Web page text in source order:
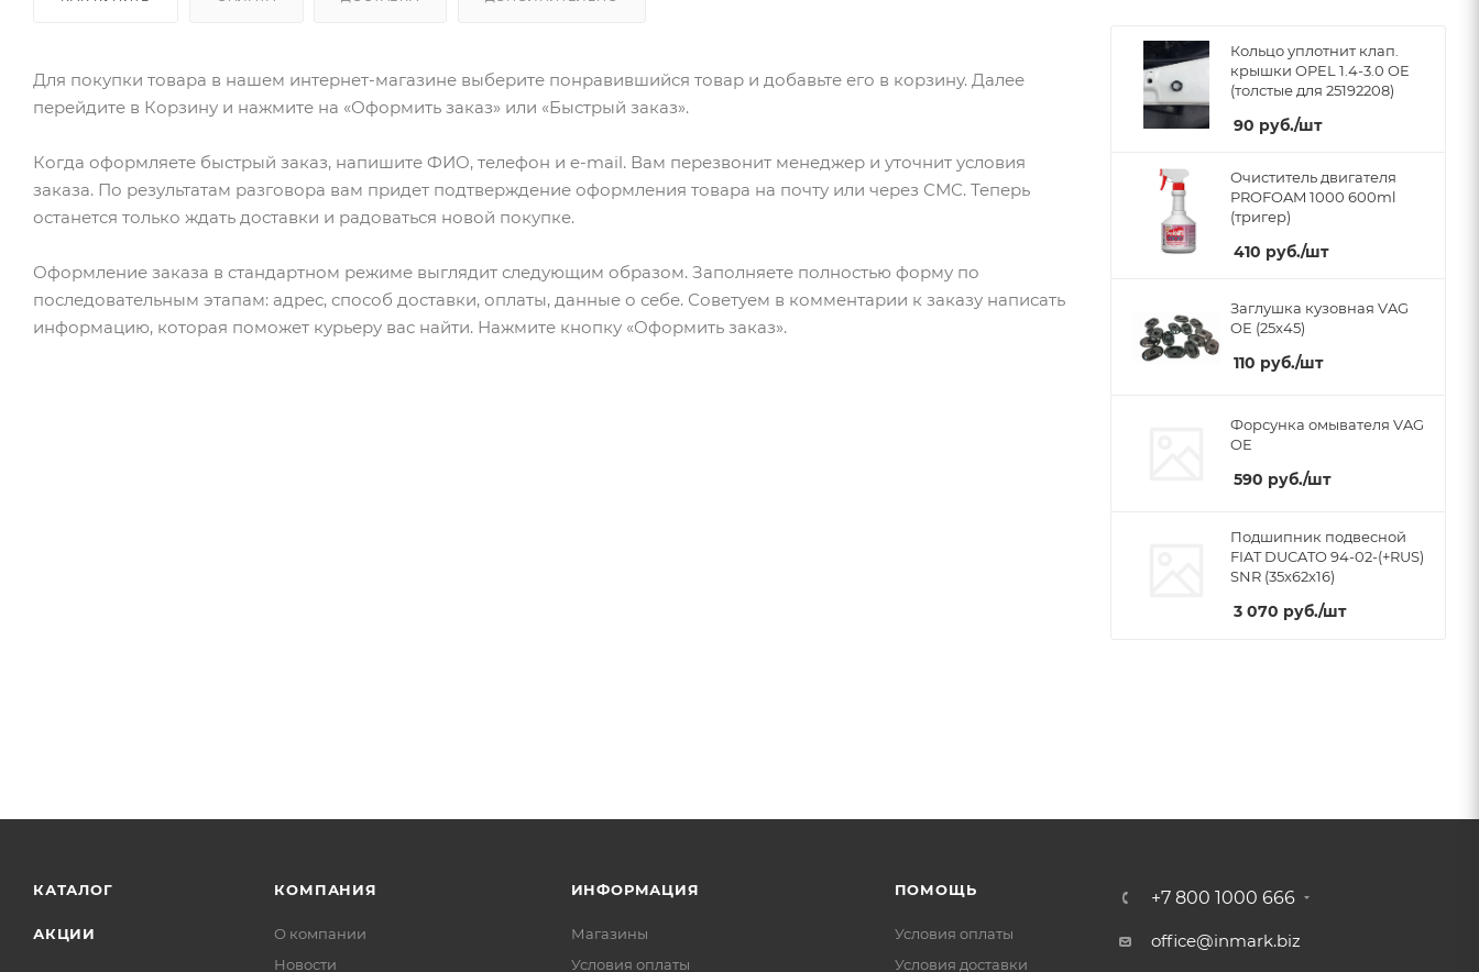
Для покупки товара в нашем интернет-магазине выберите понравившийся товар и добавьте его в корзину. Далее
перейдите в Корзину и нажмите на «Оформить заказ» или «Быстрый заказ».
Когда оформляете быстрый заказ, напишите ФИО, телефон и e-mail. Вам перезвонит менеджер и уточнит условия
заказа. По результатам разговора вам придет подтверждение оформления товара на почту или через СМС. Теперь
останется только ждать доставки и радоваться новой покупке.
Оформление заказа в стандартном режиме выглядит следующим образом. Заполняете полностью форму по
последовательным этапам: адрес, способ доставки, оплаты, данные о себе. Советуем в комментарии к заказу написать
информацию, которая поможет курьеру вас найти. Нажмите кнопку «Оформить заказ».
Кольцо уплотнит клап.
крышки OPEL 1.4-3.0 OE
(толстые для 25192208)
90 руб./шт
Очиститель двигателя
PROFOAM 1000 600ml
(тригер)
410 руб./шт
Заглушка кузовная VAG
OE (25x45)
110 руб./шт
Форсунка омывателя VAG
OE
590 руб./шт
Подшипник подвесной
FIAT DUCATO 94-02-(+RUS)
SNR (35x62x16)
3 070 руб./шт
КАТАЛОГ
АКЦИИ
КОМПАНИЯ
О компании
Новости
ИНФОРМАЦИЯ
Магазины
Условия оплаты
ПОМОЩЬ
Условия оплаты
Условия доставки
+7 800 1000 666
office@inmark.biz